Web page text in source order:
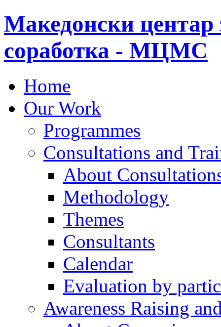
Македонски центар
соработка - МЦМС
Home
Our Work
Programmes
Consultations and
About
Methodology
Themes
Consultants
Calendar
Evaluation by
Awareness Raising